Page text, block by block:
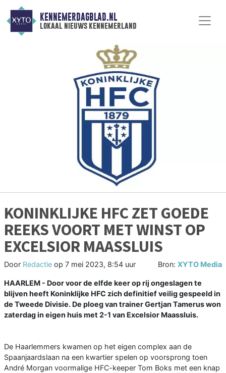
KENNEMERDAGBLAD.NL
lokaal nieuws kennemerland
KONINKLIJKE HFC ZET GOEDE
REEKS VOORT MET WINST OP
EXCELSIOR MAASSLUIS
Door Redactie op 7 mei 2023, 8:54 uur Bron: XYTO Media
HAARLEM - Door voor de elfde keer op rij ongeslagen te
blijven heeft Koninklijke HFC zich definitief veilig gespeeld in
de Tweede Divisie. De ploeg van trainer Gertjan Tamerus won
zaterdag in eigen huis met 2-1 van Excelsior Maassluis.
De Haarlemmers kwamen op het eigen complex aan de
Spaanjaardslaan na een kwartier spelen op voorsprong toen
André Morgan voormalige HFC-keeper Tom Boks met een knap